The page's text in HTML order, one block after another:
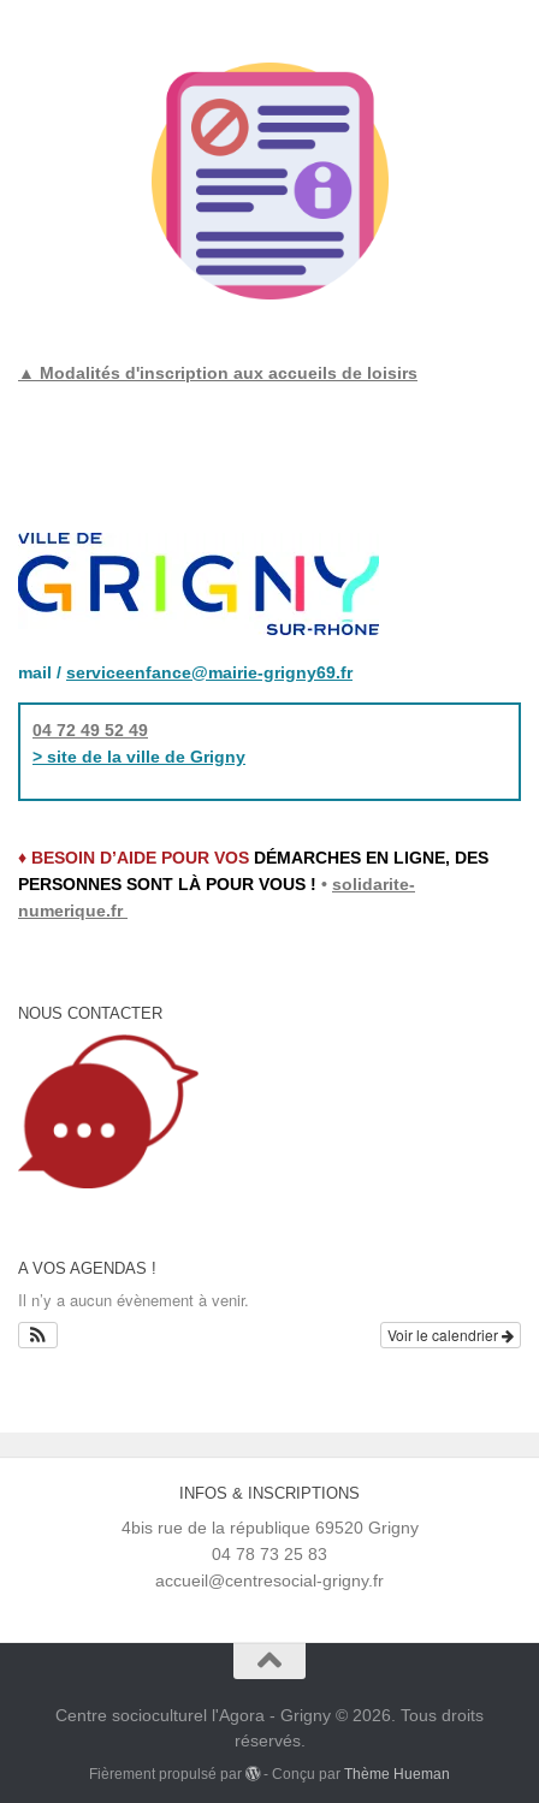
▲ Modalités d'inscription aux accueils de loisirs
mail / serviceenfance@mairie-grigny69.fr
04 72 49 52 49
> site de la ville de Grigny
♦ BESOIN D’AIDE POUR VOS DÉMARCHES EN LIGNE, DES
PERSONNES SONT LÀ POUR VOUS ! • solidarite-
numerique.fr
NOUS CONTACTER
A VOS AGENDAS !
Il n’y a aucun évènement à venir.
Voir le calendrier
INFOS & INSCRIPTIONS
4bis rue de la république 69520 Grigny
04 78 73 25 83
accueil@centresocial-grigny.fr
Centre socioculturel l'Agora - Grigny © 2026. Tous droits
réservés.
Fièrement propulsé par - Conçu parThème Hueman